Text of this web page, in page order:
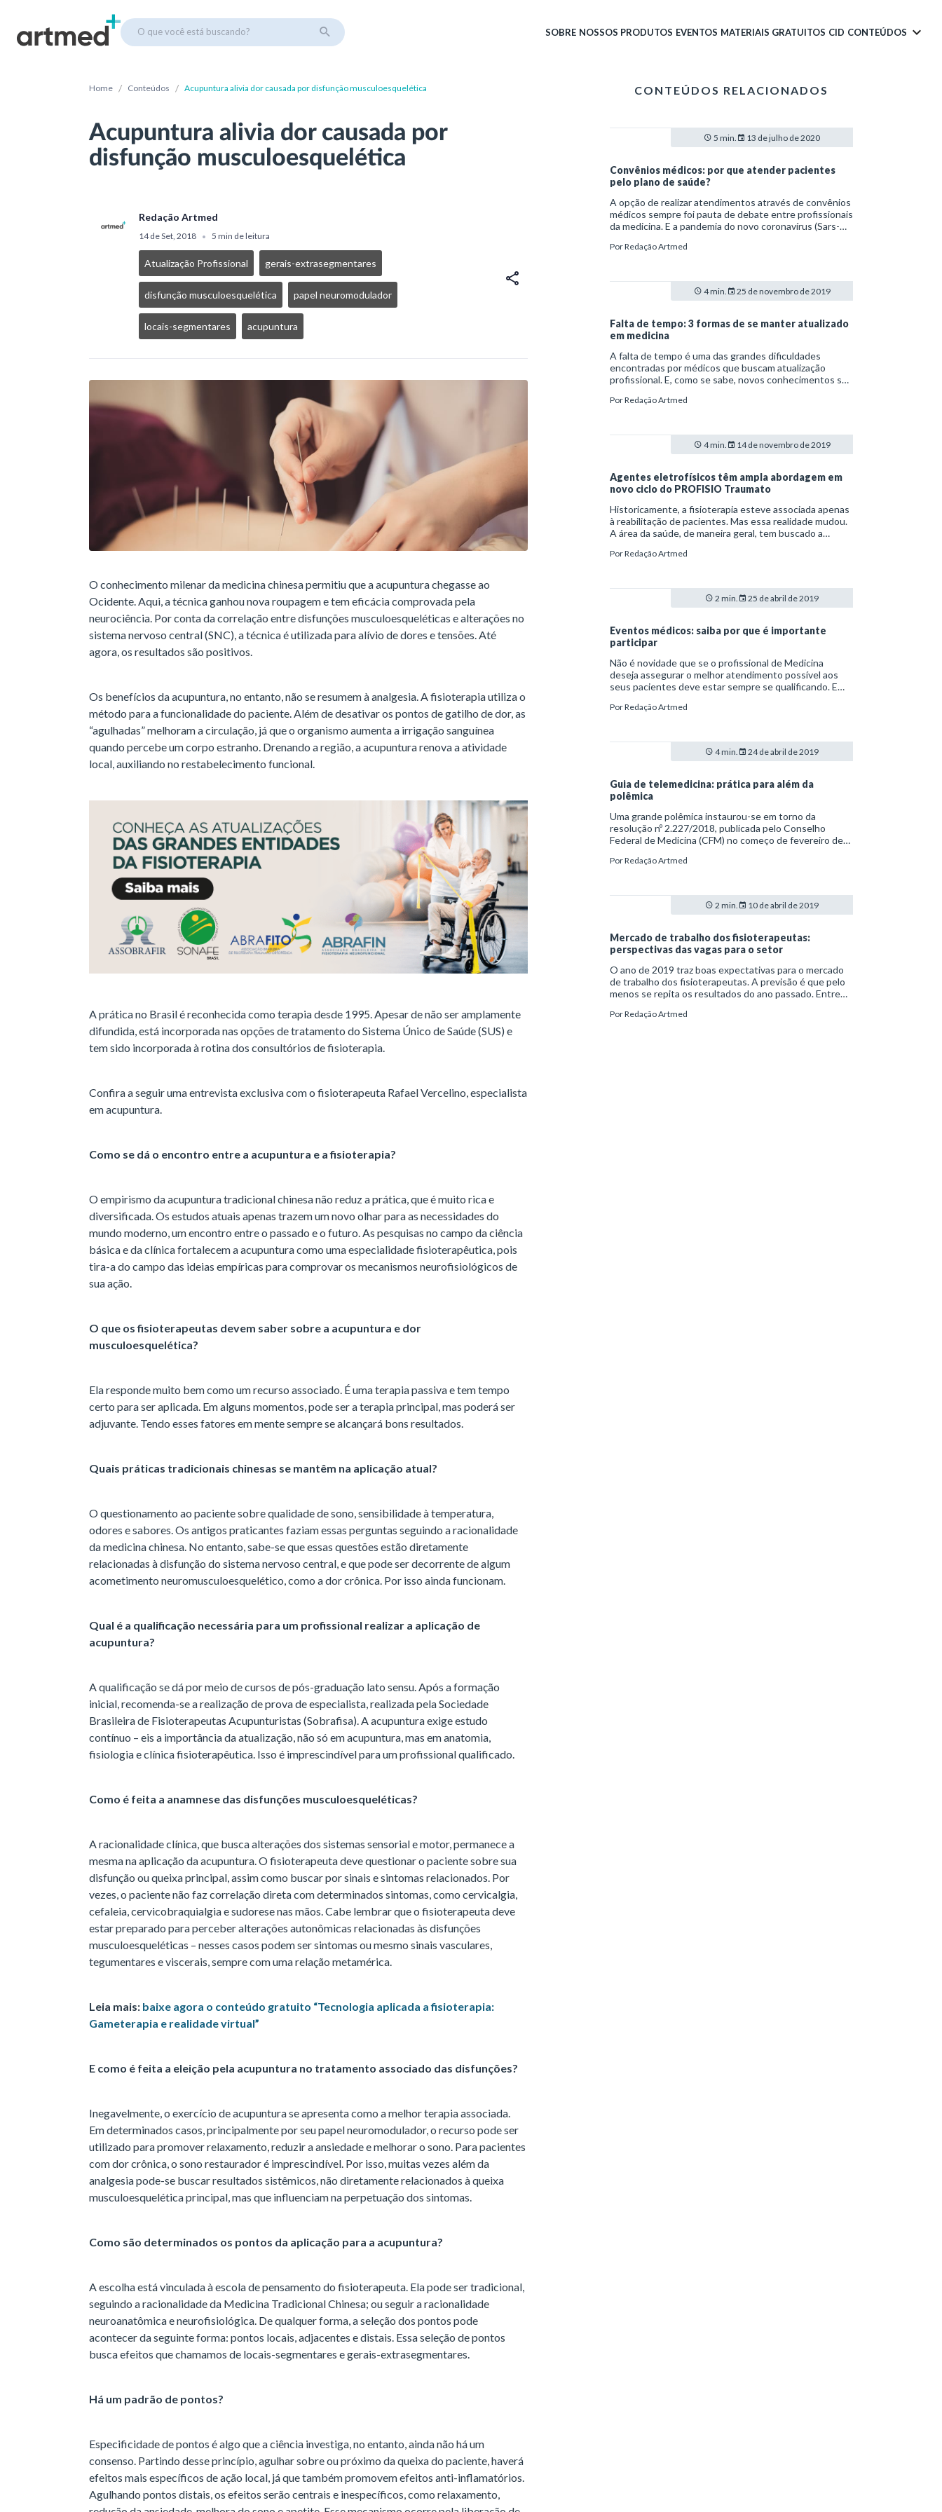
O que você está buscando? SOBRE NOSSOS PRODUTOS EVENTOS MATERIAIS GRATUITOS CID CONTEÚDOS
Home / Conteúdos / Acupuntura alivia dor causada por disfunção musculoesquelética
Acupuntura alivia dor causada por
disfunção musculoesquelética
Redação Artmed
14 de Set, 2018 • 5 min de leitura
Atualização Profissional gerais-extrasegmentares
disfunção musculoesquelética papel neuromodulador
locais-segmentares acupuntura
O conhecimento milenar da medicina chinesa permitiu que a acupuntura chegasse ao
Ocidente. Aqui, a técnica ganhou nova roupagem e tem eficácia comprovada pela
neurociência. Por conta da correlação entre disfunções musculoesqueléticas e alterações no
sistema nervoso central (SNC), a técnica é utilizada para alívio de dores e tensões. Até
agora, os resultados são positivos.
Os benefícios da acupuntura, no entanto, não se resumem à analgesia. A fisioterapia utiliza o
método para a funcionalidade do paciente. Além de desativar os pontos de gatilho de dor, as
“agulhadas” melhoram a circulação, já que o organismo aumenta a irrigação sanguínea
quando percebe um corpo estranho. Drenando a região, a acupuntura renova a atividade
local, auxiliando no restabelecimento funcional.
A prática no Brasil é reconhecida como terapia desde 1995. Apesar de não ser amplamente
difundida, está incorporada nas opções de tratamento do Sistema Único de Saúde (SUS) e
tem sido incorporada à rotina dos consultórios de fisioterapia.
Confira a seguir uma entrevista exclusiva com o fisioterapeuta Rafael Vercelino, especialista
em acupuntura.
Como se dá o encontro entre a acupuntura e a fisioterapia?
O empirismo da acupuntura tradicional chinesa não reduz a prática, que é muito rica e
diversificada. Os estudos atuais apenas trazem um novo olhar para as necessidades do
mundo moderno, um encontro entre o passado e o futuro. As pesquisas no campo da ciência
básica e da clínica fortalecem a acupuntura como uma especialidade fisioterapêutica, pois
tira-a do campo das ideias empíricas para comprovar os mecanismos neurofisiológicos de
sua ação.
O que os fisioterapeutas devem saber sobre a acupuntura e dor
musculoesquelética?
Ela responde muito bem como um recurso associado. É uma terapia passiva e tem tempo
certo para ser aplicada. Em alguns momentos, pode ser a terapia principal, mas poderá ser
adjuvante. Tendo esses fatores em mente sempre se alcançará bons resultados.
Quais práticas tradicionais chinesas se mantêm na aplicação atual?
O questionamento ao paciente sobre qualidade de sono, sensibilidade à temperatura,
odores e sabores. Os antigos praticantes faziam essas perguntas seguindo a racionalidade
da medicina chinesa. No entanto, sabe-se que essas questões estão diretamente
relacionadas à disfunção do sistema nervoso central, e que pode ser decorrente de algum
acometimento neuromusculoesquelético, como a dor crônica. Por isso ainda funcionam.
Qual é a qualificação necessária para um profissional realizar a aplicação de
acupuntura?
A qualificação se dá por meio de cursos de pós-graduação lato sensu. Após a formação
inicial, recomenda-se a realização de prova de especialista, realizada pela Sociedade
Brasileira de Fisioterapeutas Acupunturistas (Sobrafisa). A acupuntura exige estudo
contínuo – eis a importância da atualização, não só em acupuntura, mas em anatomia,
fisiologia e clínica fisioterapêutica. Isso é imprescindível para um profissional qualificado.
Como é feita a anamnese das disfunções musculoesqueléticas?
A racionalidade clínica, que busca alterações dos sistemas sensorial e motor, permanece a
mesma na aplicação da acupuntura. O fisioterapeuta deve questionar o paciente sobre sua
disfunção ou queixa principal, assim como buscar por sinais e sintomas relacionados. Por
vezes, o paciente não faz correlação direta com determinados sintomas, como cervicalgia,
cefaleia, cervicobraquialgia e sudorese nas mãos. Cabe lembrar que o fisioterapeuta deve
estar preparado para perceber alterações autonômicas relacionadas às disfunções
musculoesqueléticas – nesses casos podem ser sintomas ou mesmo sinais vasculares,
tegumentares e viscerais, sempre com uma relação metamérica.
Leia mais: baixe agora o conteúdo gratuito “Tecnologia aplicada a fisioterapia:
Gameterapia e realidade virtual”
E como é feita a eleição pela acupuntura no tratamento associado das disfunções?
Inegavelmente, o exercício de acupuntura se apresenta como a melhor terapia associada.
Em determinados casos, principalmente por seu papel neuromodulador, o recurso pode ser
utilizado para promover relaxamento, reduzir a ansiedade e melhorar o sono. Para pacientes
com dor crônica, o sono restaurador é imprescindível. Por isso, muitas vezes além da
analgesia pode-se buscar resultados sistêmicos, não diretamente relacionados à queixa
musculoesquelética principal, mas que influenciam na perpetuação dos sintomas.
Como são determinados os pontos da aplicação para a acupuntura?
A escolha está vinculada à escola de pensamento do fisioterapeuta. Ela pode ser tradicional,
seguindo a racionalidade da Medicina Tradicional Chinesa; ou seguir a racionalidade
neuroanatômica e neurofisiológica. De qualquer forma, a seleção dos pontos pode
acontecer da seguinte forma: pontos locais, adjacentes e distais. Essa seleção de pontos
busca efeitos que chamamos de locais-segmentares e gerais-extrasegmentares.
Há um padrão de pontos?
Especificidade de pontos é algo que a ciência investiga, no entanto, ainda não há um
consenso. Partindo desse princípio, agulhar sobre ou próximo da queixa do paciente, haverá
efeitos mais específicos de ação local, já que também promovem efeitos anti-inflamatórios.
Agulhando pontos distais, os efeitos serão centrais e inespecíficos, como relaxamento,
CONTEÚDOS RELACIONADOS
5 min. 13 de julho de 2020
Convênios médicos: por que atender pacientes
pelo plano de saúde?
A opção de realizar atendimentos através de convênios
médicos sempre foi pauta de debate entre profissionais
da medicina. E a pandemia do novo coronavírus (Sars-
porque as recomendações de distanciamento social,
Federal de Medicina (CFM), levou clínicas e consultórios
a experimentar uma queda abrupta no movimento,
PorRedação Artmed
4 min. 25 de novembro de 2019
Falta de tempo: 3 formas de se manter atualizado
em medicina
A falta de tempo é uma das grandes dificuldades
encontradas por médicos que buscam atualização
profissional. E, como se sabe, novos conhecimentos são
no atendimento aos pacientes. Além disso, a
no mercado de trabalho.
PorRedação Artmed
4 min. 14 de novembro de 2019
Agentes eletrofísicos têm ampla abordagem em
novo ciclo do PROFISIO Traumato
Historicamente, a fisioterapia esteve associada apenas
à reabilitação de pacientes. Mas essa realidade mudou.
A área da saúde, de maneira geral, tem buscado a
uma de suas especialidades.
PorRedação Artmed
2 min. 25 de abril de 2019
Eventos médicos: saiba por que é importante
participar
Não é novidade que se o profissional de Medicina
deseja assegurar o melhor atendimento possível aos
seus pacientes deve estar sempre se qualificando. E
é a presença recorrente nos eventos médicos. No
jornadas e seminários.
PorRedação Artmed
4 min. 24 de abril de 2019
Guia de telemedicina: prática para além da
polêmica
Uma grande polêmica instaurou-se em torno da
resolução nº 2.227/2018, publicada pelo Conselho
Federal de Medicina (CFM) no começo de fevereiro de
regulamentação da telemedicina no Brasil, ampliando a
PorRedação Artmed
2 min. 10 de abril de 2019
Mercado de trabalho dos fisioterapeutas:
perspectivas das vagas para o setor
O ano de 2019 traz boas expectativas para o mercado
de trabalho dos fisioterapeutas. A previsão é que pelo
menos se repita os resultados do ano passado. Entre
vagas para fisioterapeutas com registro formal em
PorRedação Artmed